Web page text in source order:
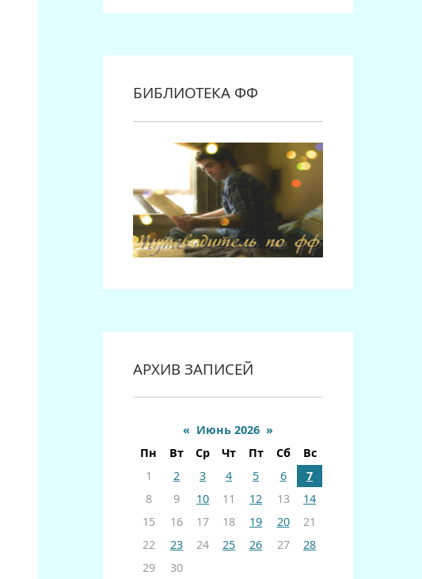
БИБЛИОТЕКА ФФ
АРХИВ ЗАПИСЕЙ
« Июнь 2026 »
Пн
Вт Ср Чт Пт Сб
Вс
1
2 3 4 5 6
7
8
9 10 11 12 13
14
15
16 17 18 19 20
21
22
23 24 25 26 27
28
29
30